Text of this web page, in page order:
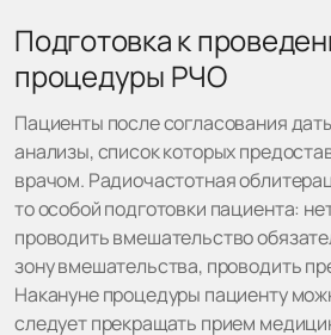
Подготовка к
процедуры РЧО
Пациенты после согласования
анализы, список которых
врачом. Радиочастотная
то особой подготовки пациента:
проводить вмешательство
зону вмешательства, проводить
Накануне процедуры пациенту
следует прекращать прием